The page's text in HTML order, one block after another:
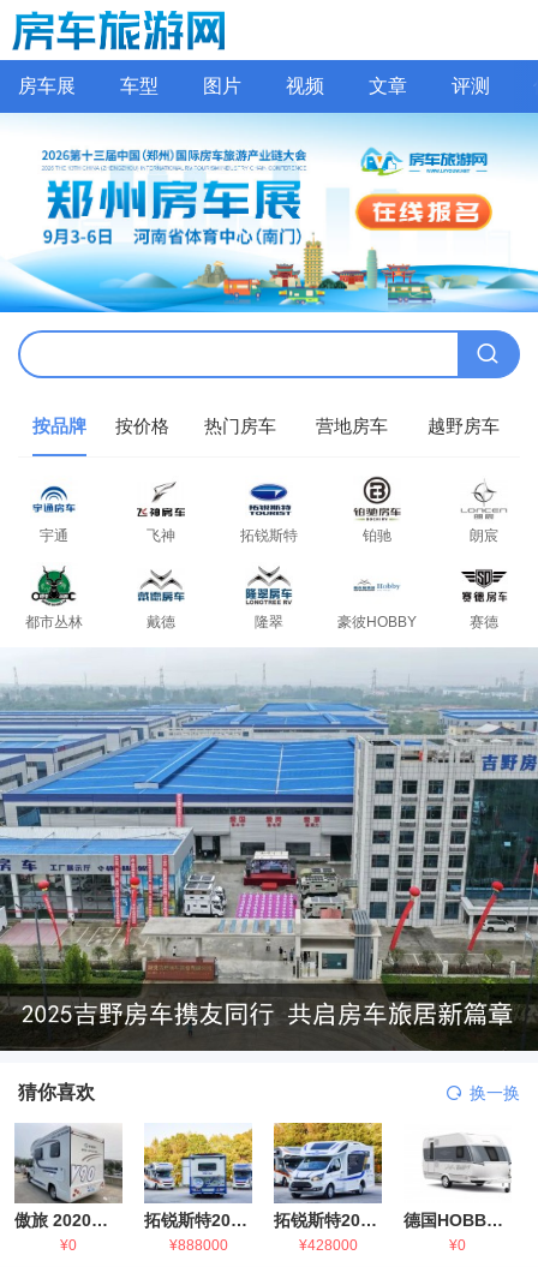
房车展 车型 图片 视频 文章 评测
按品牌 按价格 热门房车 营地房车 越野房车
宇通 飞神 拓锐斯特 铂驰 朗宸
都市丛林 戴德 隆翠 豪彼HOBBY 赛德
猜你喜欢 换一换
傲旅 2020金旅国六海狮房车
¥0
拓锐斯特2021款进口依维柯房车
¥888000
拓锐斯特2021款 福特T型锐典版房车
¥428000
德国HOBBY拖挂房车豪华版
¥0